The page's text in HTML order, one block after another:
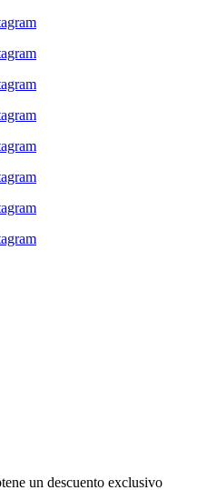
un descuento exclusivo